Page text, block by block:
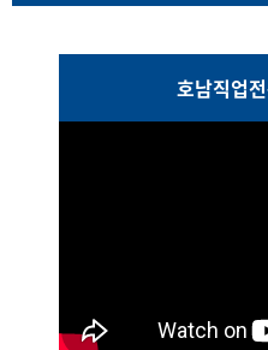
호남직업